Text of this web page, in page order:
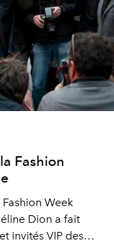
Fashion
Week
Dion a fait
invités VIP des